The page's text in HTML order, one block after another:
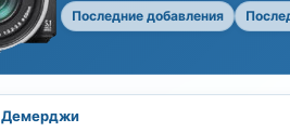
Последние добавления
Демерджи